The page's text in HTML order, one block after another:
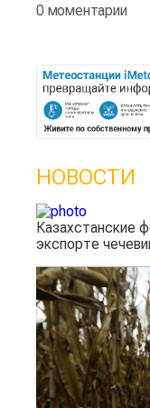
0 моментарии
НОВОСТИ
Казахстанские
экспорте